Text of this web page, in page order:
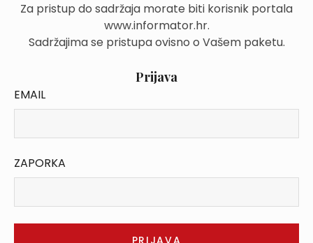
Za pristup do sadržaja morate biti korisnik portala
www.informator.hr.
Sadržajima se pristupa ovisno o Vašem paketu.
Prijava
EMAIL
ZAPORKA